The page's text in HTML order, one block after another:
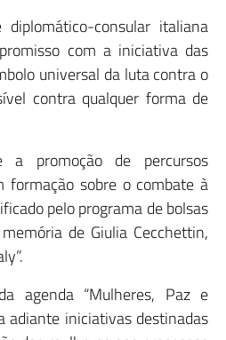
consular italiana
com a iniciativa das
universal da luta contra o
contra qualquer forma de
a promoção de percursos
formação sobre o combate à
pelo programa de bolsas
de Giulia Cecchettin,
agenda “Mulheres, Paz e
adiante iniciativas destinadas